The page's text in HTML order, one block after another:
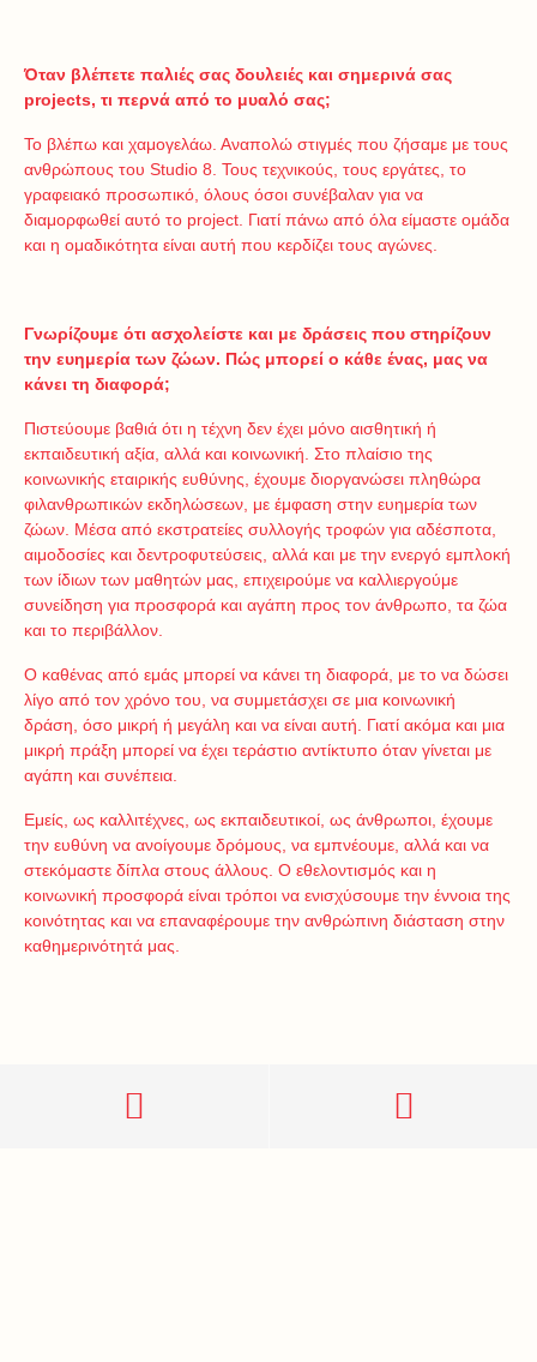
Όταν βλέπετε παλιές σας δουλειές και σημερινά σας
projects, τι περνά από το μυαλό σας;
Το βλέπω και χαμογελάω. Αναπολώ στιγμές που ζήσαμε με τους
ανθρώπους του Studio 8. Τους τεχνικούς, τους εργάτες, το
γραφειακό προσωπικό, όλους όσοι συνέβαλαν για να
διαμορφωθεί αυτό το project. Γιατί πάνω από όλα είμαστε ομάδα
και η ομαδικότητα είναι αυτή που κερδίζει τους αγώνες.
Γνωρίζουμε ότι ασχολείστε και με δράσεις που στηρίζουν
την ευημερία των ζώων. Πώς μπορεί ο κάθε ένας, μας να
κάνει τη διαφορά;
Πιστεύουμε βαθιά ότι η τέχνη δεν έχει μόνο αισθητική ή
εκπαιδευτική αξία, αλλά και κοινωνική. Στο πλαίσιο της
κοινωνικής εταιρικής ευθύνης, έχουμε διοργανώσει πληθώρα
φιλανθρωπικών εκδηλώσεων, με έμφαση στην ευημερία των
ζώων. Μέσα από εκστρατείες συλλογής τροφών για αδέσποτα,
αιμοδοσίες και δεντροφυτεύσεις, αλλά και με την ενεργό εμπλοκή
των ίδιων των μαθητών μας, επιχειρούμε να καλλιεργούμε
συνείδηση για προσφορά και αγάπη προς τον άνθρωπο, τα ζώα
και το περιβάλλον.
Ο καθένας από εμάς μπορεί να κάνει τη διαφορά, με το να δώσει
λίγο από τον χρόνο του, να συμμετάσχει σε μια κοινωνική
δράση, όσο μικρή ή μεγάλη και να είναι αυτή. Γιατί ακόμα και μια
μικρή πράξη μπορεί να έχει τεράστιο αντίκτυπο όταν γίνεται με
αγάπη και συνέπεια.
Εμείς, ως καλλιτέχνες, ως εκπαιδευτικοί, ως άνθρωποι, έχουμε
την ευθύνη να ανοίγουμε δρόμους, να εμπνέουμε, αλλά και να
στεκόμαστε δίπλα στους άλλους. Ο εθελοντισμός και η
κοινωνική προσφορά είναι τρόποι να ενισχύσουμε την έννοια της
κοινότητας και να επαναφέρουμε την ανθρώπινη διάσταση στην
καθημερινότητά μας.